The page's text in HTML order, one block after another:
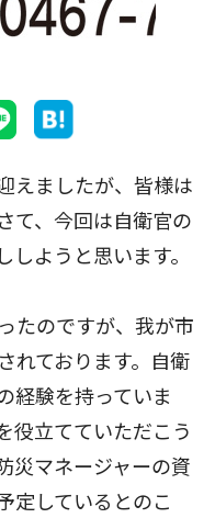
えましたが、皆様は
て、今回は自衛官の
ようと思います。
たのですが、我が市
れております。自衛
経験を持っていま
役立てていただこう
災マネージャーの資
定しているとのこ